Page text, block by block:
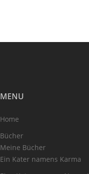
MENU
Home
Bücher
Meine Bücher
Ein Kater namens Karma